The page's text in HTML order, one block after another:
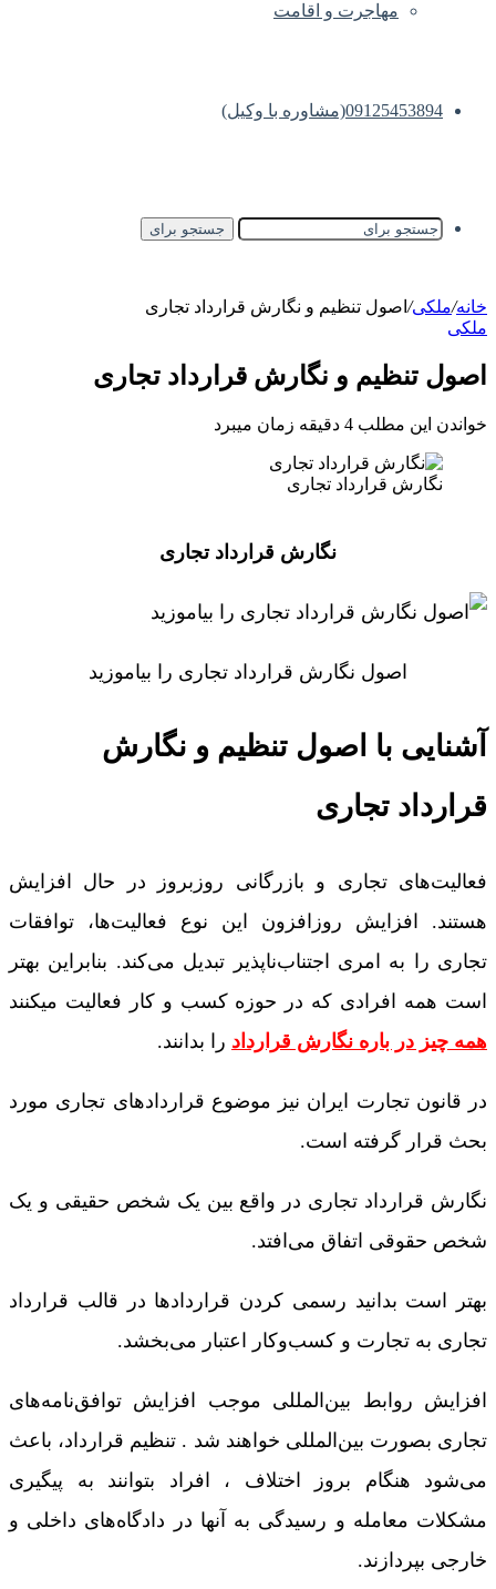
مهاجرت و اقامت
09125453894(مشاوره با وکیل)
جستجو برای
خانه/ملکی/ اصول تنظیم و نگارش قرارداد تجاری
ملکی
اصول تنظیم و نگارش قرارداد تجاری
خواندن این مطلب 4 دقیقه زمان میبرد
نگارش قرارداد تجاری
نگارش قرارداد تجاری
اصول نگارش قرارداد تجاری را بیاموزید
آشنایی با اصول تنظیم و نگارش
قرارداد تجاری
فعالیت‌های تجاری و بازرگانی روزبروز در حال افزایش
هستند. افزایش روزافزون این نوع فعالیت‌ها، توافقات
تجاری را به امری اجتناب‌ناپذیر تبدیل می‌کند. بنابراین بهتر
است همه افرادی که در حوزه کسب و کار فعالیت میکنند
همه چیز در باره نگارش قرارداد را بدانند.
در قانون تجارت ایران نیز موضوع قراردادهای تجاری مورد
بحث قرار گرفته است.
نگارش قرارداد تجاری در واقع بین یک شخص حقیقی و یک
شخص حقوقی اتفاق می‌افتد.
بهتر است بدانید رسمی کردن قراردادها در قالب قرارداد
تجاری به تجارت و کسب‌وکار اعتبار می‌بخشد.
افزایش روابط بین‌المللی موجب افزایش توافق‌نامه‌های
تجاری بصورت بین‌المللی خواهند شد . تنظیم قرارداد، باعث
می‌شود هنگام بروز اختلاف ، افراد بتوانند به پیگیری
مشکلات معامله و رسیدگی به آنها در دادگاه‌های داخلی و
خارجی بپردازند.